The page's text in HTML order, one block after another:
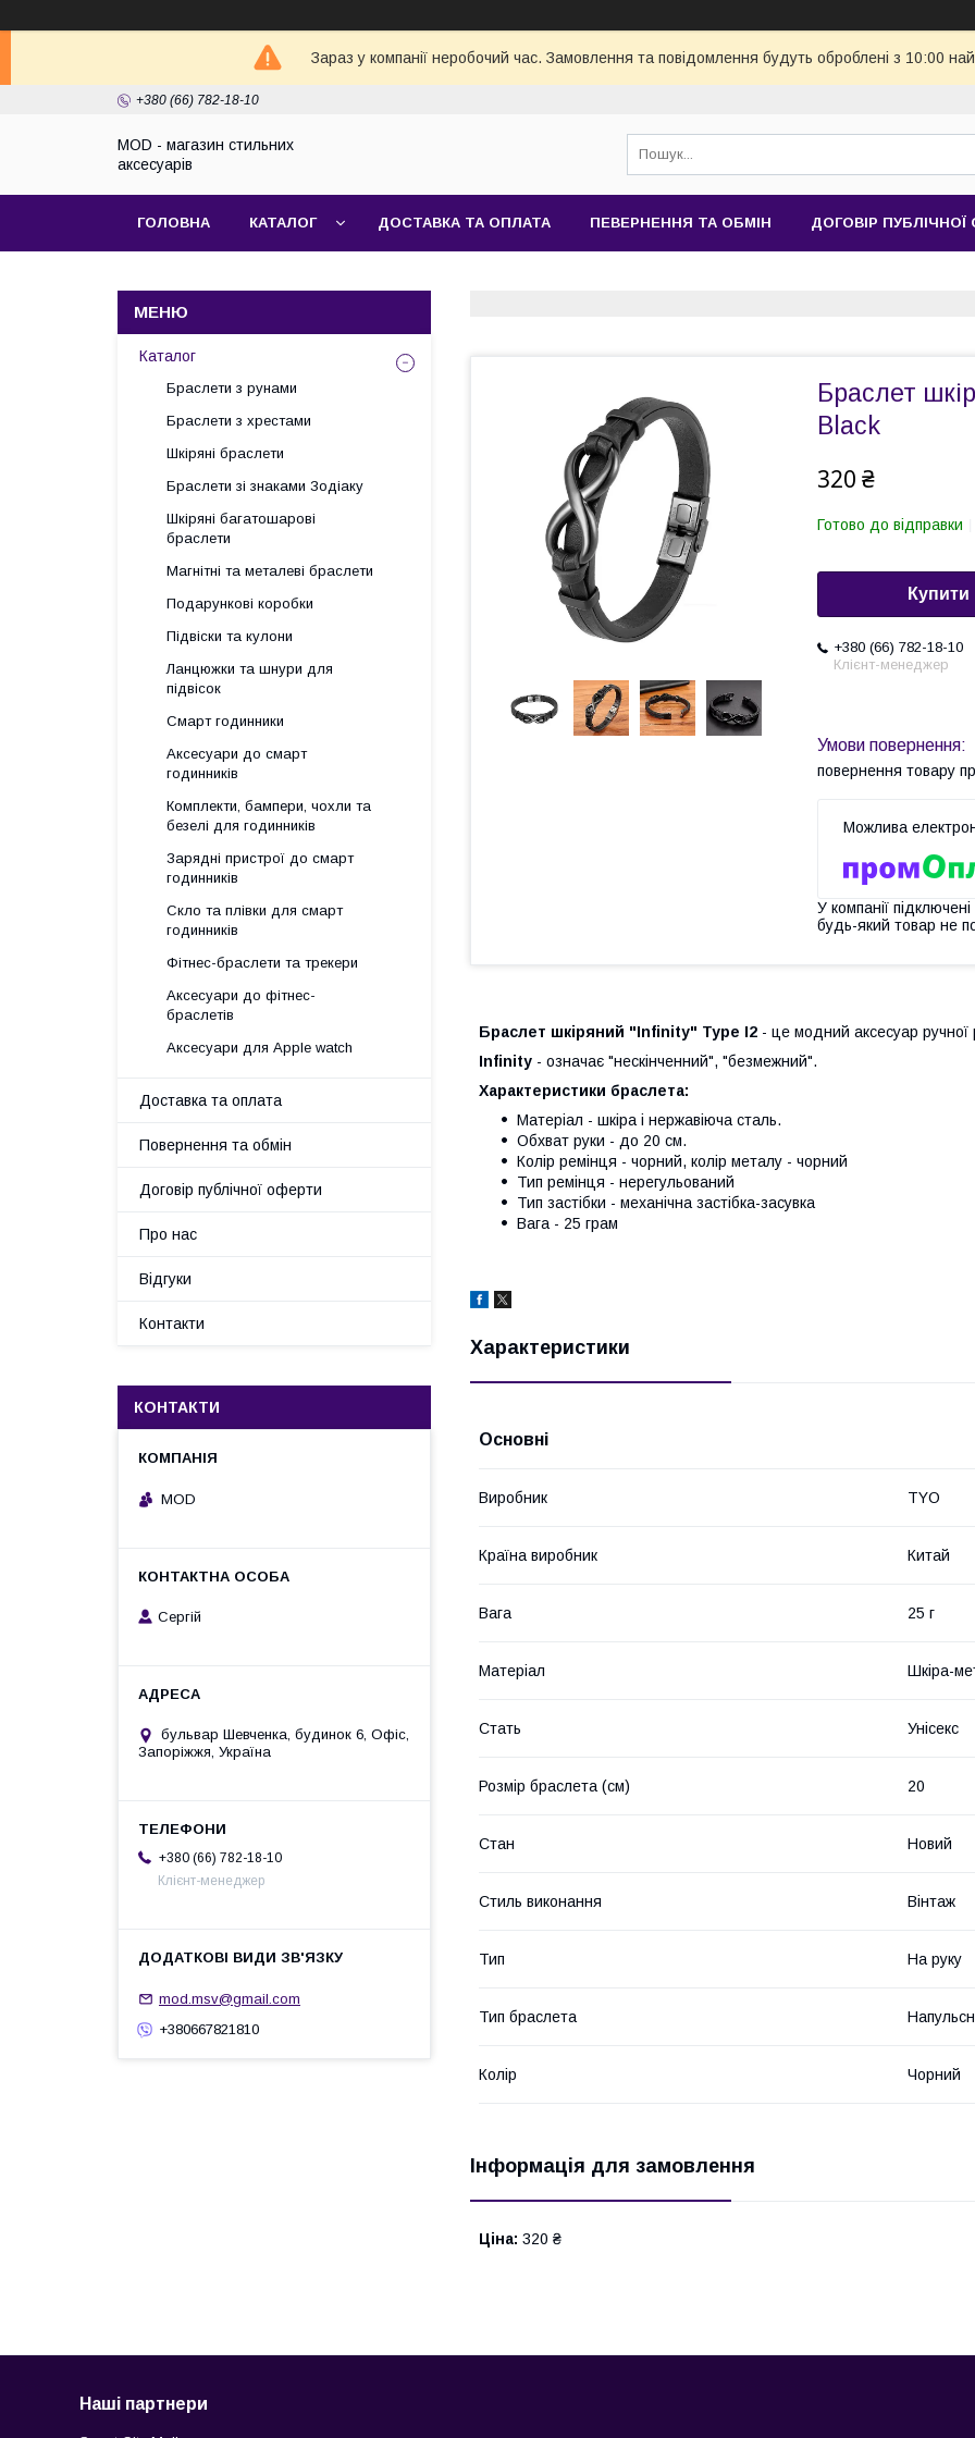
Зараз у компанії неробочий час. Замовлення та повідомлення будуть оброблені з 10:00
+380 (66) 782-18-10
MOD - магазин стильних
аксесуарів
ГОЛОВНА КАТАЛОГ ДОСТАВКА ТА ОПЛАТА ПЕВЕРНЕННЯ ТА ОБМІН ДОГОВІР
Браслет
Black
320 ₴
Готово до відправки
Купити
+380 (66) 782-18-10
Клієнт-менеджер
повернення товару
У компанії
будь-який товар не
Браслет шкіряний "Infinity" Type I2 - це модний аксесуар ручної
Infinity - означає "нескінченний", "безмежний".
Характеристики браслета:
Матеріал - шкіра і нержавіюча сталь.
Обхват руки - до 20 см.
Колір ремінця - чорний, колір металу - чорний
Тип ремінця - нерегульований
Тип застібки - механічна застібка-засувка
Вага - 25 грам
Характеристики
Основні
Виробник TYO
Країна виробник Китай
Вага 25 г
Матеріал Шкіра-
Стать Унісекс
Розмір браслета (см) 20
Стан Новий
Стиль виконання Вінтаж
Тип На руку
Тип браслета
Колір Чорний
Інформація для замовлення
Ціна: 320 ₴
Каталог
Браслети з рунами
Браслети з хрестами
Шкіряні браслети
Браслети зі знаками Зодіаку
Шкіряні багатошарові
браслети
Магнітні та металеві браслети
Подарункові коробки
Підвіски та кулони
Ланцюжки та шнури для
підвісок
Смарт годинники
Аксесуари до смарт
годинників
Комплекти, бампери, чохли та
безелі для годинників
Зарядні пристрої до смарт
годинників
Скло та плівки для смарт
годинників
Фітнес-браслети та трекери
Аксесуари до фітнес-
браслетів
Аксесуари для Apple watch
Доставка та оплата
Повернення та обмін
Договір публічної оферти
Про нас
Відгуки
Контакти
КОНТАКТИ
MOD
Сергій
бульвар Шевченка, будинок 6, Офіс,
Запоріжжя, Україна
+380 (66) 782-18-10
Клієнт-менеджер
mod.msv@gmail.com
+380667821810
Наші партнери